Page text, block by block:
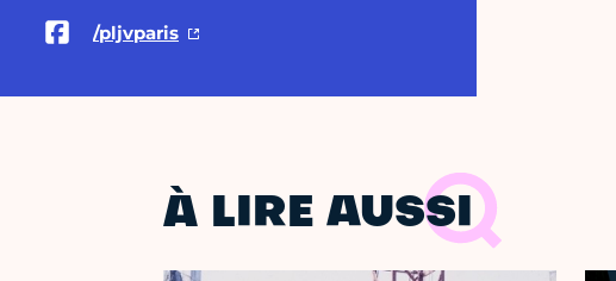
/pljvparis
À LIRE AUSSI